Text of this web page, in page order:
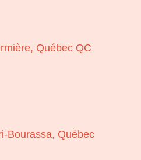
Québec QC
Bourassa, Québec